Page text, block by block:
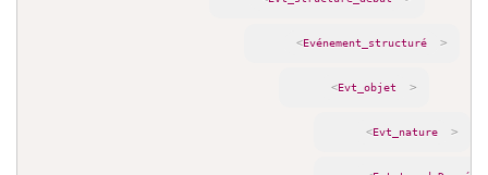
<Evénement_structuré >
<Evt_objet >
<Evt_nature >